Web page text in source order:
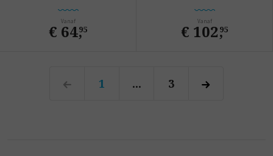
Vanaf
€ 64,
95
Vanaf
€ 102,
95
1 ... 3